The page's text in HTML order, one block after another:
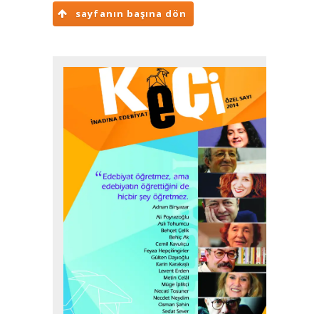
sayfanın başına dön